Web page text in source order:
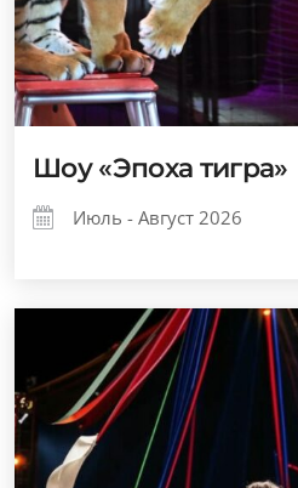
Шоу «Эпоха тигра»
Июль - Август 2026